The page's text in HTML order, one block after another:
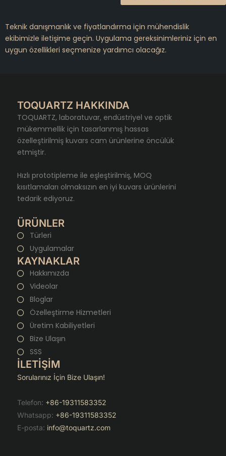
Teknik danışmanlık ve fiyatlandırma için mühendislik
ekibimizle iletişime geçin. Uygulama gereksinimleriniz için en
uygun özellikleri seçmenize yardımcı olacağız.
TOQUARTZ HAKKINDA
TOQUARTZ, laboratuvar, endüstriyel ve optik
mükemmellik için tasarlanmış hassas
özelleştirilmiş kuvars cam ürünlerine öncülük
etmiştir.
Hızlı prototipleme ile eşleştirilmiş, MOQ
kısıtlamaları olmaksızın en iyi kuvars ürünlerini
tedarik ediyoruz.
ÜRÜNLER
Türleri
Uygulamalar
KAYNAKLAR
Hakkımızda
Videolar
Bloglar
Özelleştirme Hizmetleri
Üretim Kabiliyetleri
Bize Ulaşın
SSS
İLETİŞİM
Sorularınız İçin Bize Ulaşın!
Telefon: +86-19311583352
Whatsapp: +86-19311583352
E-posta: info@toquartz.com